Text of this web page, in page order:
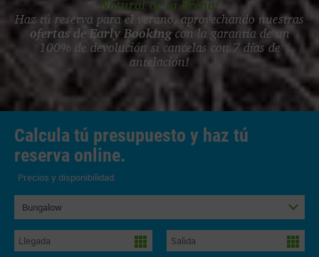
Natural de la Breña!
Haz tú reserva para el verano, aprovechando nuestras
ofertas de Early Bookingcon la garantía de un
100% de devolución si cancelas con 7 días de
antelación!
Calcula tú presupuesto y haz tú
reserva online.
Precios y disponibilidad
Bungalow